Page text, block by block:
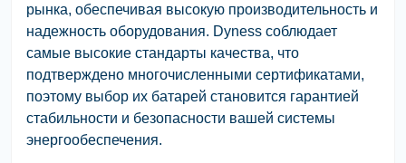
рынка, обеспечивая высокую производительность и
надежность оборудования. Dyness соблюдает
самые высокие стандарты качества, что
подтверждено многочисленными сертификатами,
поэтому выбор их батарей становится гарантией
стабильности и безопасности вашей системы
энергообеспечения.